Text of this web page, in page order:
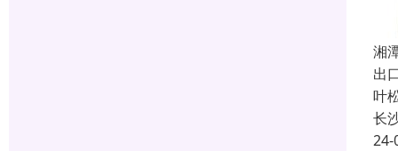
湘
出
叶
长
24-